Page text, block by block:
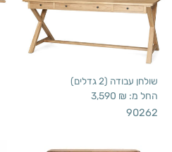
שולחן עבודה (2 גדלים)
החל מ: 3,590 ₪
90262